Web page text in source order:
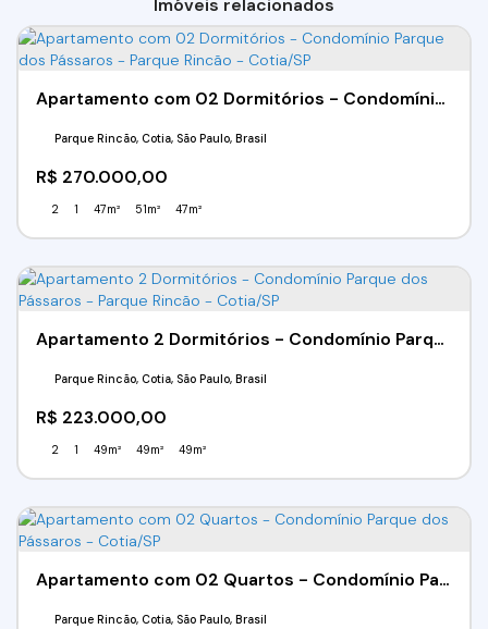
Imóveis relacionados
Apartamento com 02 Dormitórios - Condomínio Parque dos Pássaros - Parque Rincão - Cotia/SP
R$ 270.000,00
Parque Rincão, Cotia, São Paulo, Brasil
2 1 47m² 51m² 47m²
Apartamento 2 Dormitórios - Condomínio Parque dos Pássaros - Parque Rincão - Cotia/SP
R$ 223.000,00
Parque Rincão, Cotia, São Paulo, Brasil
2 1 49m² 49m² 49m²
Apartamento com 02 Quartos - Condomínio Parque dos Pássaros - Cotia/SP
Parque Rincão, Cotia, São Paulo, Brasil